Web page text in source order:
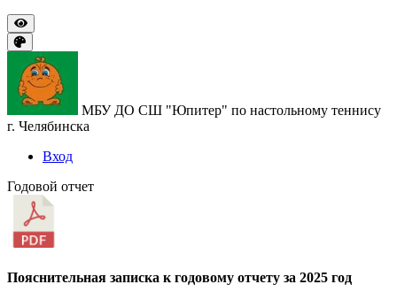
МБУ ДО СШ "Юпитер" по настольному теннису
г. Челябинска
Вход
Годовой отчет
Пояснительная записка к годовому отчету за 2025 год